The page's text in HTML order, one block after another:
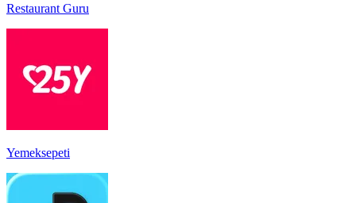
Restaurant Guru
Yemeksepeti